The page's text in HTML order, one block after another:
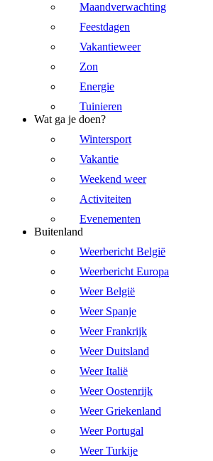
Maandverwachting
Feestdagen
Vakantieweer
Zon
Energie
Tuinieren
Wat ga je doen?
Wintersport
Vakantie
Weekend weer
Activiteiten
Evenementen
Buitenland
Weerbericht België
Weerbericht Europa
Weer België
Weer Spanje
Weer Frankrijk
Weer Duitsland
Weer Italië
Weer Oostenrijk
Weer Griekenland
Weer Portugal
Weer Turkije